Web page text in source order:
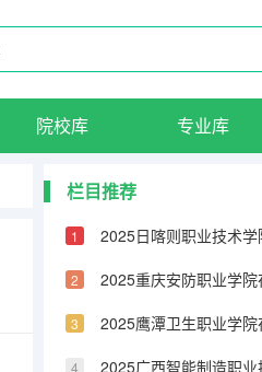
院校库 专业库
栏目推荐